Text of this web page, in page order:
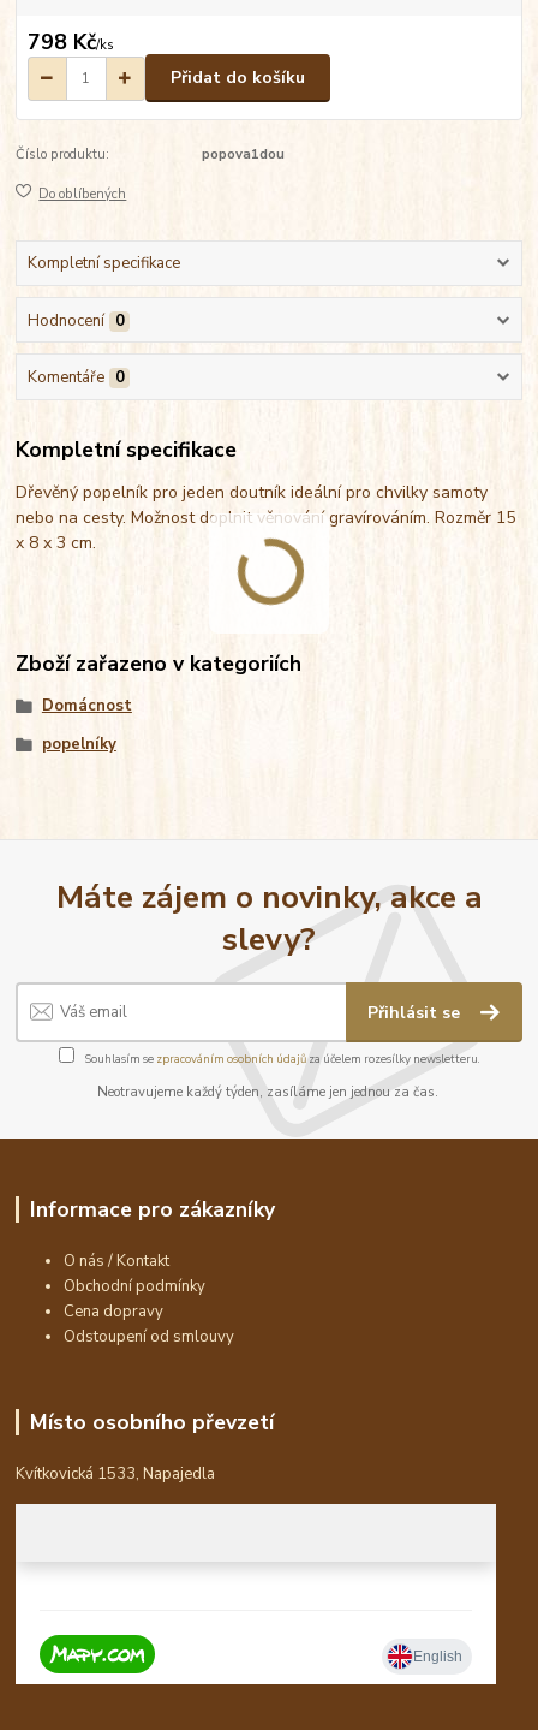
798 Kč/ks
Přidat do košíku
Číslo produktu: popova1dou
Do oblíbených
Kompletní specifikace
Hodnocení 0
Komentáře 0
Kompletní specifikace
Dřevěný popelník pro jeden doutník ideální pro chvilky samoty
nebo na cesty. Možnost doplnit věnování gravírováním. Rozměr 15
x 8 x 3 cm.
Zboží zařazeno v kategoriích
Domácnost
popelníky
Máte zájem o novinky, akce a
slevy?
Přihlásit se
Souhlasím se zpracováním osobních údajůza účelem rozesílky newsletteru.
Neotravujeme každý týden, zasíláme jen jednou za čas.
Informace pro zákazníky
O nás / Kontakt
Obchodní podmínky
Cena dopravy
Odstoupení od smlouvy
Místo osobního převzetí
Kvítkovická 1533, Napajedla